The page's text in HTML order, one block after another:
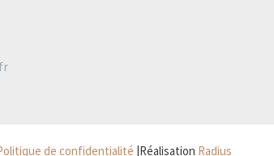
de confidentialité |Réalisation Radius